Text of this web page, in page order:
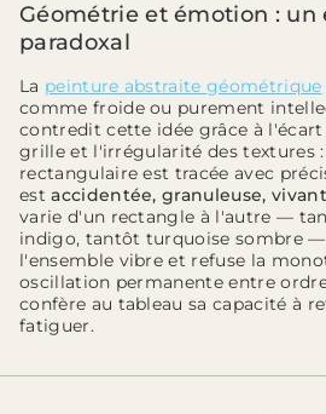
Géométrie et émotion : un
paradoxal
La peinture abstraite géométrique
comme froide ou purement
contredit cette idée grâce à
grille et l'irrégularité des textures
rectangulaire est tracée avec
estaccidentée, granuleuse,
varie d'un rectangle à l'autre —
indigo, tantôt turquoise sombre —
l'ensemble vibre et refuse la
oscillation permanente entre
confère au tableau sa capacité à
fatiguer.